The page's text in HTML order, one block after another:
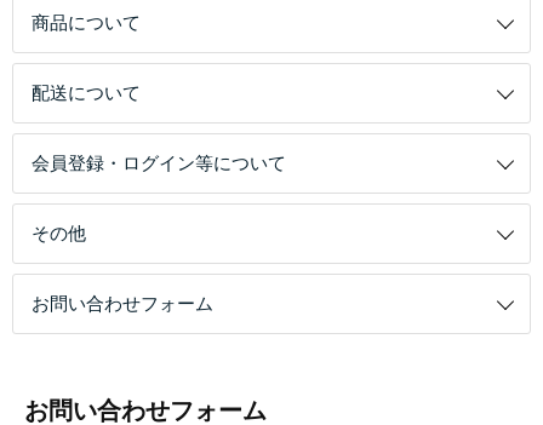
商品について
配送について
会員登録・ログイン等について
その他
お問い合わせフォーム
お問い合わせフォーム